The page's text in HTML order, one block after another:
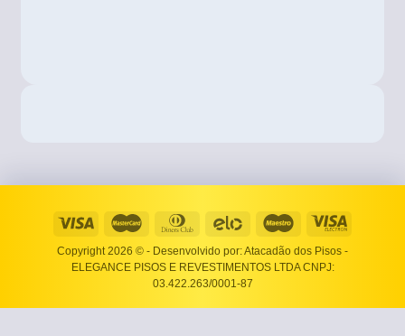
Copyright 2026 © - Desenvolvido por: Atacadão dos Pisos -
ELEGANCE PISOS E REVESTIMENTOS LTDA CNPJ:
03.422.263/0001-87